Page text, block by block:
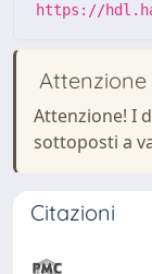
https://
Attenzione
Attenzione! I
sottoposti a
Citazioni